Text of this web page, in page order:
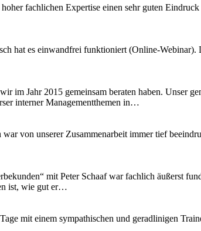
fachlichen Expertise einen sehr guten
hat es einwandfrei funktioniert (Online-
im Jahr 2015 gemeinsam beraten haben. Unser
interner Managementthemen in…
von unserer Zusammenarbeit immer tief
mit Peter Schaaf war fachlich äußerst
ist, wie gut er…
mit einem sympathischen und geradlinigen